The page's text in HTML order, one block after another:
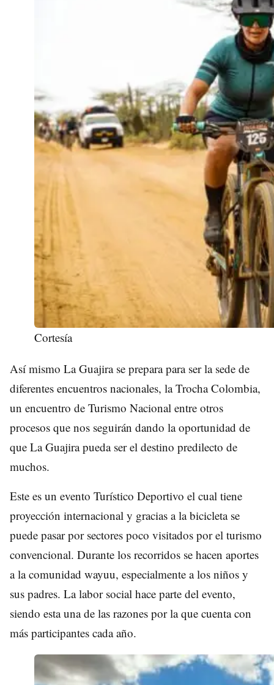
Cortesía
Así mismo La Guajira se prepara para ser la sede de
diferentes encuentros nacionales, la Trocha Colombia,
un encuentro de Turismo Nacional entre otros
procesos que nos seguirán dando la oportunidad de
que La Guajira pueda ser el destino predilecto de
muchos.
Este es un evento Turístico Deportivo el cual tiene
proyección internacional y gracias a la bicicleta se
puede pasar por sectores poco visitados por el turismo
convencional. Durante los recorridos se hacen aportes
a la comunidad wayuu, especialmente a los niños y
sus padres. La labor social hace parte del evento,
siendo esta una de las razones por la que cuenta con
más participantes cada año.